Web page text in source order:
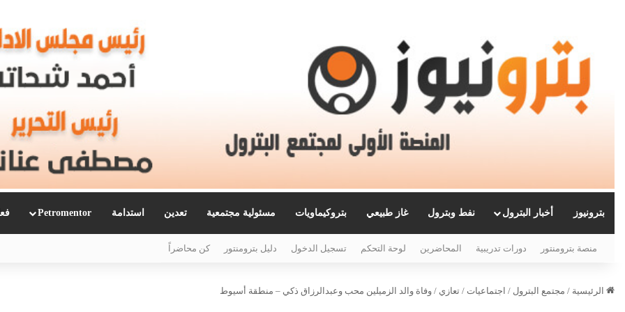
بترونيوز أخبار البترول نفط وبترول غاز طبيعي بتروكيماويات مسئولية مجتمعية تعدين استدامة Petromentor
منصة بترومنتور دورات تدريبية المحاضرين لوحة التحكم تسجيل الدخول دليل بترومنتور كن محاضراً
الرئيسية / مجتمع البترول / اجتماعيات / تعازي / وفاة والد الزميلين محب وعبدالرزاق ذكي – منطقة أسيوط